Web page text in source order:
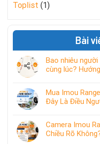
Toplist (1)
Bài
Bao nhiêu
cùng lúc?
Mua Imou
Đây Là Điều
Camera Imou
Chiều Rõ